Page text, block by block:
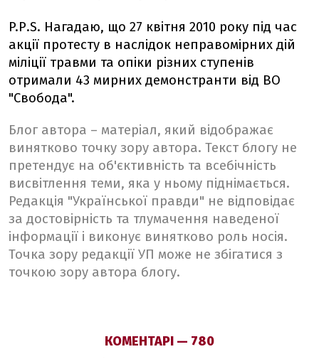
P.Р.S. Нагадаю, що 27 квітня 2010 року під час
акції протесту в наслідок неправомірних дій
міліції травми та опіки різних ступенів
отримали 43 мирних демонстранти від ВО
"Свобода".
Блог автора – матеріал, який відображає
винятково точку зору автора. Текст блогу не
претендує на об'єктивність та всебічність
висвітлення теми, яка у ньому піднімається.
Редакція "Української правди" не відповідає
за достовірність та тлумачення наведеної
інформації і виконує винятково роль носія.
Точка зору редакції УП може не збігатися з
точкою зору автора блогу.
КОМЕНТАРІ — 780